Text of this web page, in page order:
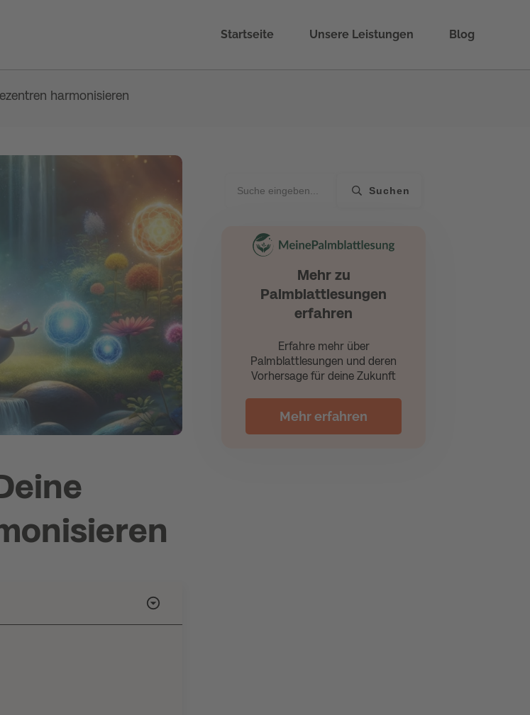
Startseite Unsere Leistungen Blog
harmonisieren
Suchen
Mehr zu
Palmblattlesungen
erfahren
Erfahre mehr über
Palmblattlesungen und deren
Vorhersage für deine Zukunft
Mehr erfahren